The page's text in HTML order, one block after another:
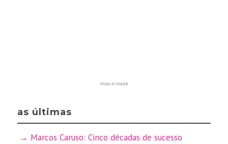
PUBLICIDADE
as últimas
Marcos Caruso: Cinco décadas de sucesso